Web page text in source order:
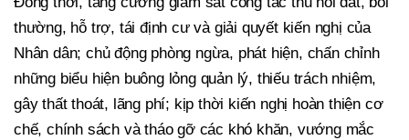
thường, hỗ trợ, tái định cư và giải quyết kiến nghị của
Nhân dân; chủ động phòng ngừa, phát hiện, chấn chỉnh
những biểu hiện buông lỏng quản lý, thiếu trách nhiệm,
gây thất thoát, lãng phí; kịp thời kiến nghị hoàn thiện cơ
chế, chính sách và tháo gỡ các khó khăn, vướng mắc